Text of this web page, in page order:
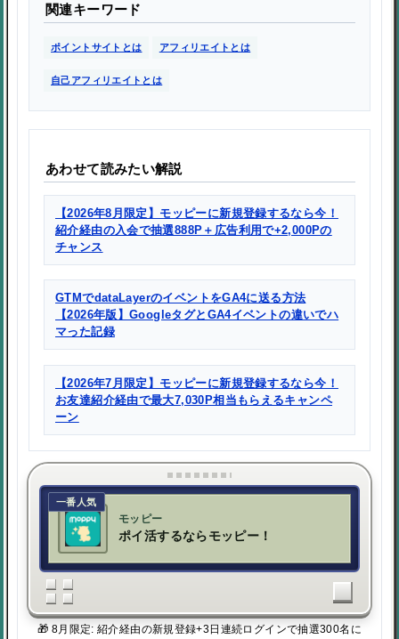
関連キーワード
ポイントサイトとは アフィリエイトとは
自己アフィリエイトとは
あわせて読みたい解説
【2026年8月限定】モッピーに新規登録するなら今！
紹介経由の入会で抽選888P＋広告利用で+2,000Pの
チャンス
GTMでdataLayerのイベントをGA4に送る方法
【2026年版】GoogleタグとGA4イベントの違いでハ
マった記録
【2026年7月限定】モッピーに新規登録するなら今！
お友達紹介経由で最大7,030P相当もらえるキャンペ
ーン
一番人気
モッピー
ポイ活するならモッピー！
🎁 8月限定: 紹介経由の新規登録+3日連続ログインで抽選300名に